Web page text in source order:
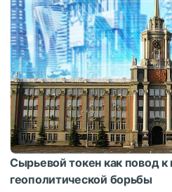
Сырьевой токен как повод к
геополитической борьбы